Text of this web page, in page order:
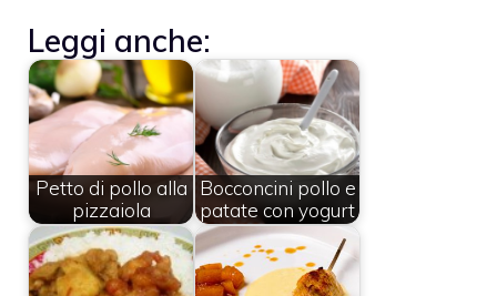
Leggi anche:
Petto di pollo alla
pizzaiola
Bocconcini pollo e
patate con yogurt